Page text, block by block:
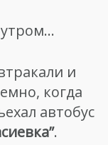
и
когда
автобус
.